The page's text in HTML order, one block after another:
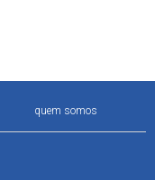
quem somos